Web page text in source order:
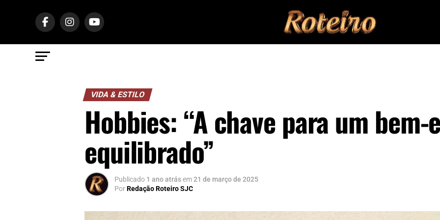
VIDA & ESTILO
Hobbies: “A chave para um
equilibrado”
Publicado 1 ano atrásem21 de março de 2025
PorRedação Roteiro SJC